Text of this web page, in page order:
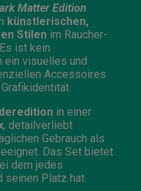
Matter Edition
künstlerischen,
Stilen im Raucher-
ist kein
ein visuelles und
Accessoires
in einer
, detailverliebt
Gebrauch als
Das Set bietet
dem jedes
seinen Platz hat.